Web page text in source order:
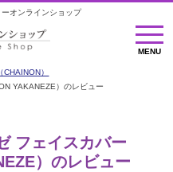
オンラインショップ
M
E
N
MENU
CHAINON）
YAKANEZE）のレビュー
フェイスカバー
）のレビュー